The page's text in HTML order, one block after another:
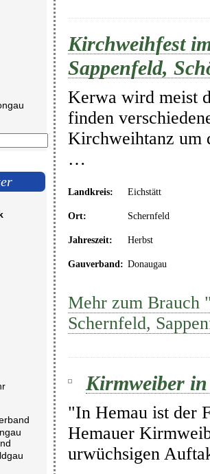
Kirchweihfest
Sappenfeld,
Kerwa wird meist
finden
Kirchweihtanz um
…
Landkreis: Eichstätt
Ort: Schernfeld
Jahreszeit: Herbst
Gauverband: Donaugau
Mehr zum Brauch
Schernfeld,
Kirmweiber
"In Hemau ist der
Hemauer
urwüchsigen